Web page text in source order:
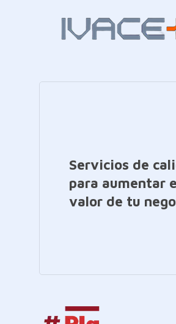
Servicios de
para aumentar
valor de tu